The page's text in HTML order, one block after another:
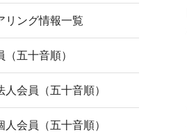
リング情報一覧
（五十音順）
人会員（五十音順）
人会員（五十音順）